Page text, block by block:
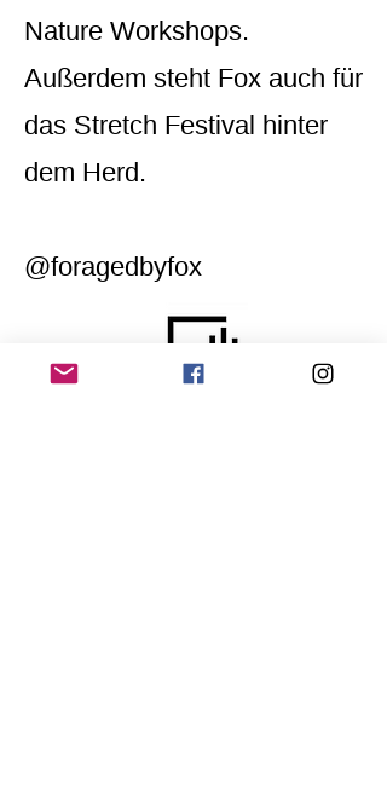
Nature Workshops.
Außerdem steht Fox auch für
das Stretch Festival hinter
dem Herd.
@foragedbyfox